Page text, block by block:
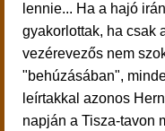
lennie... Ha a hajó
gyakorlottak, ha csak
vezérevezős nem
"behúzásában",
leírtakkal azonos
napján a Tisza-tavon